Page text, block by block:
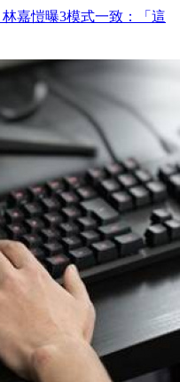
嘉愷曝3模式一致：「這